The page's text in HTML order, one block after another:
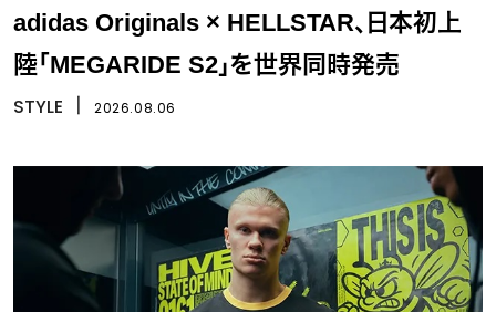
adidas Originals × HELLSTAR、日本初上
陸「MEGARIDE S2」を世界同時発売
STYLE 2026.08.06